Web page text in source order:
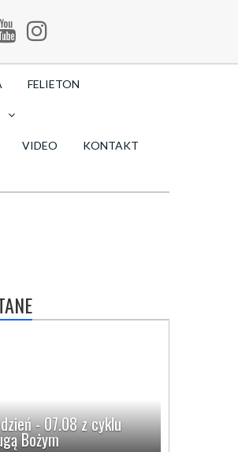
FELIETON
VIDEO KONTAKT
- 07.08 z cyklu
Bożym